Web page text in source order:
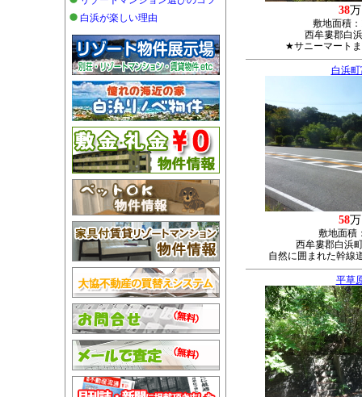
38
敷地面積：
西牟婁郡白
★サニーマート
白浜
58
敷地面積
西牟婁郡白浜
自然に囲まれた幹線
平草
白浜が楽しい理由